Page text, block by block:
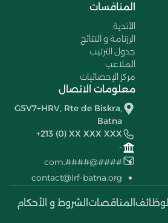
المنافسات
الأندية
الرزنامة و النتائج
جدول الترتيب
الملاعب
مركز الإحصائيات
معلومات الاتصال
G5V7+HRV, Rte de Biskra,
Batna
+213 (0) XX XXX XXX
-
####@####.com
contact@lrf-batna.org
الوظائف المناقصات الشروط و الأحكام